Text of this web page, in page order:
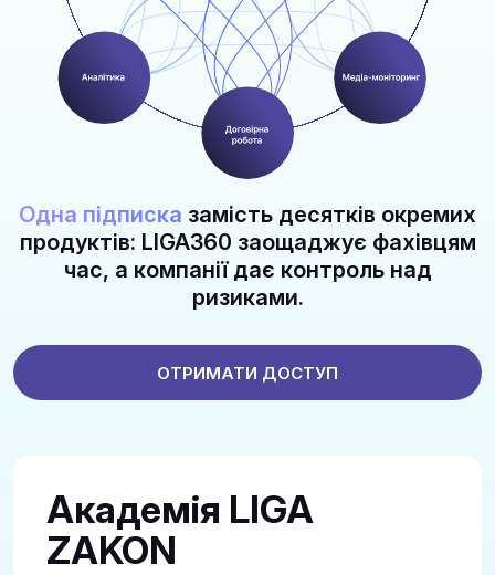
Одна підписка замість десятків окремих
продуктів: LIGA360 заощаджує фахівцям
час, а компанії дає контроль над
ризиками.
ОТРИМАТИ ДОСТУП
Академія LIGA
ZAKON